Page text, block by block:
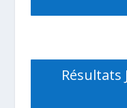
Résultats